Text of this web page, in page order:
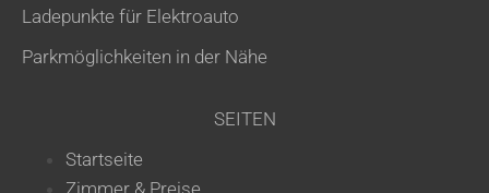
Ladepunkte für Elektroauto
Parkmöglichkeiten in der Nähe
SEITEN
Startseite
Zimmer & Preise